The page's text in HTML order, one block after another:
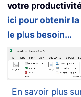
votre
ici pour obtenir
le plus besoin...
En savoir plus